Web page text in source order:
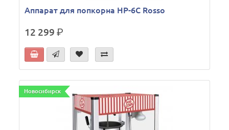
Аппарат для попкорна HP-6C Rosso
12 299р.
Новосибирск